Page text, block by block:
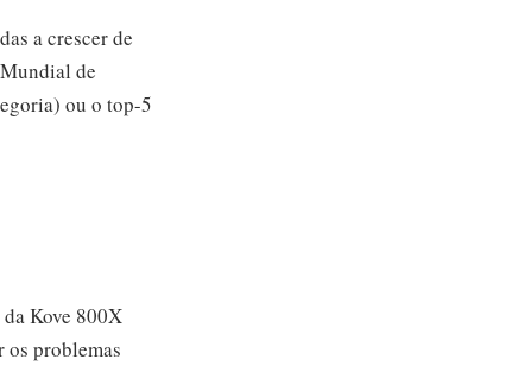
a crescer de
de
ou o top-5
Kove 800X
os problemas